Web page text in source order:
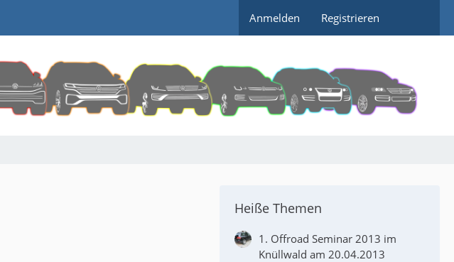
Anmelden Registrieren
Heiße Themen
1. Offroad Seminar 2013 im
Knüllwald am 20.04.2013